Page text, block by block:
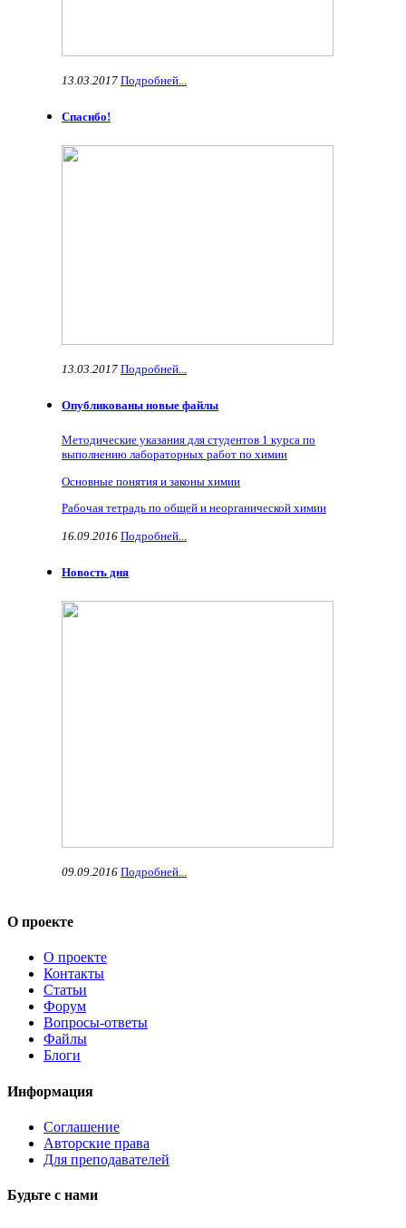
13.03.2017 Подробней...
Спасибо!
13.03.2017 Подробней...
Опубликованы новые файлы
Методические указания для студентов 1 курса по
выполнению лабораторных работ по химии
Основные понятия и законы химии
Рабочая тетрадь по общей и неорганической химии
16.09.2016 Подробней...
Новость дня
09.09.2016 Подробней...
О проекте
О проекте
Контакты
Статьи
Форум
Вопросы-ответы
Файлы
Блоги
Информация
Соглашение
Авторские права
Для преподавателей
Будьте с нами